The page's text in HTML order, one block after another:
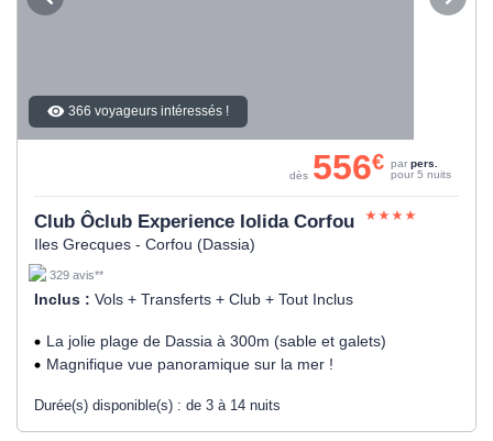
366 voyageurs intéressés !
Club Ôclub Experience Iolida Corfou
Iles Grecques - Corfou (Dassia)
329 avis**
Inclus : Vols + Transferts + Club + Tout Inclus
La jolie plage de Dassia à 300m (sable et galets)
Magnifique vue panoramique sur la mer !
Durée(s) disponible(s) : de 3 à 14 nuits
dès 556€ par pers.
pour 5 nuits